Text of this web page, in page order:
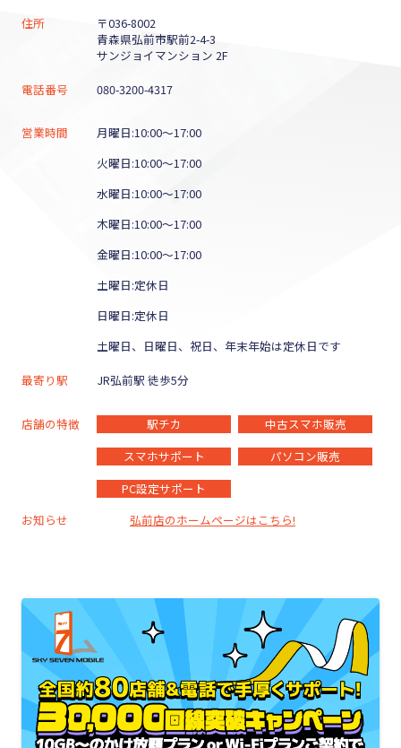
住所
〒036-8002
青森県弘前市駅前2-4-3
サンジョイマンション 2F
電話番号
080-3200-4317
営業時間
月曜日:10:00～17:00
火曜日:10:00～17:00
水曜日:10:00～17:00
木曜日:10:00～17:00
金曜日:10:00～17:00
土曜日:定休日
日曜日:定休日
土曜日、日曜日、祝日、年末年始は定休日です
最寄り駅
JR弘前駅 徒歩5分
店舗の特徴 駅チカ
中古スマホ販売
スマホサポート
パソコン販売
PC設定サポート
お知らせ
弘前店のホームページはこちら!